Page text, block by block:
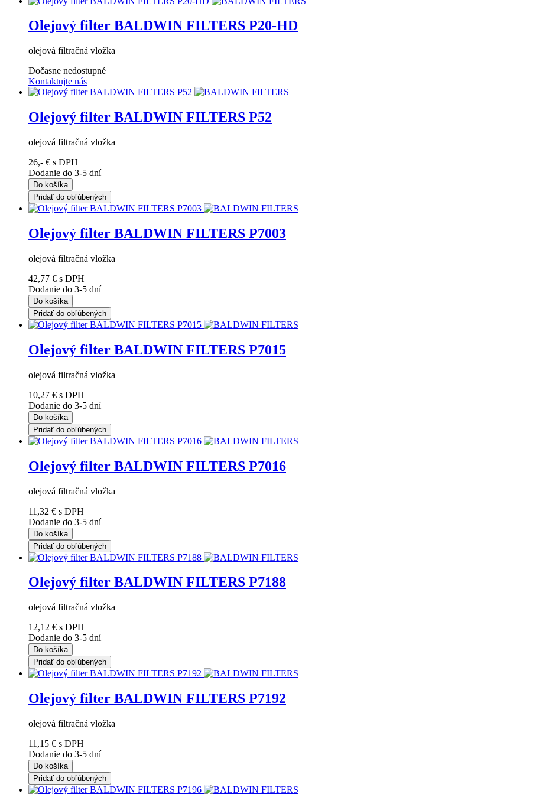
Olejový filter BALDWIN FILTERS P20-HD
olejová filtračná vložka
Dočasne nedostupné
Kontaktujte nás
Olejový filter BALDWIN FILTERS P52
olejová filtračná vložka
26,- € s DPH
Dodanie do 3-5 dní
Do košíka
Pridať do obľúbených
Olejový filter BALDWIN FILTERS P7003
olejová filtračná vložka
42,77 € s DPH
Dodanie do 3-5 dní
Do košíka
Pridať do obľúbených
Olejový filter BALDWIN FILTERS P7015
olejová filtračná vložka
10,27 € s DPH
Dodanie do 3-5 dní
Do košíka
Pridať do obľúbených
Olejový filter BALDWIN FILTERS P7016
olejová filtračná vložka
11,32 € s DPH
Dodanie do 3-5 dní
Do košíka
Pridať do obľúbených
Olejový filter BALDWIN FILTERS P7188
olejová filtračná vložka
12,12 € s DPH
Dodanie do 3-5 dní
Do košíka
Pridať do obľúbených
Olejový filter BALDWIN FILTERS P7192
olejová filtračná vložka
11,15 € s DPH
Dodanie do 3-5 dní
Do košíka
Pridať do obľúbených